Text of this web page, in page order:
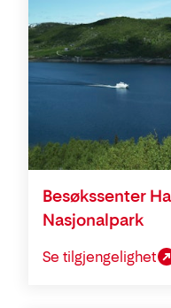
Besøkssenter
Nasjonalpark
Se tilgjengelighet